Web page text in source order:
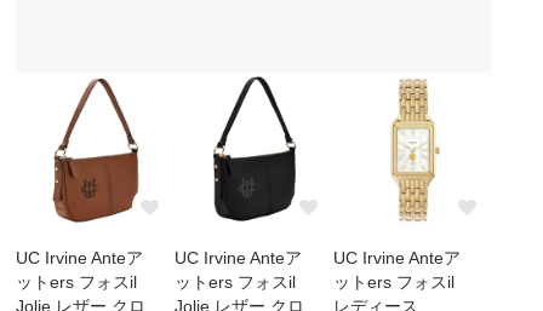
UC Irvine Anteア
ットers フォスil
Jolie レザー クロ
UC Irvine Anteア
ットers フォスil
Jolie レザー クロ
UC Irvine Anteア
ットers フォスil
レディース